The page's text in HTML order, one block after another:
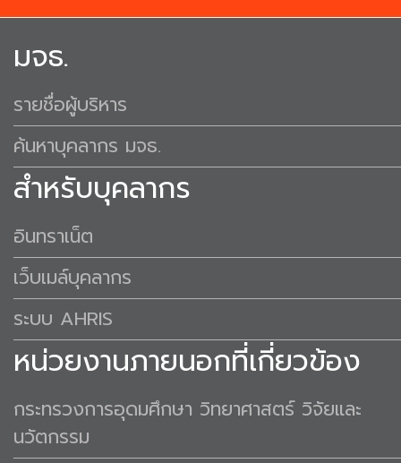
มจธ.
รายชื่อผู้บริหาร
ค้นหาบุคลากร มจธ.
สำหรับบุคลากร
อินทราเน็ต
เว็บเมล์บุคลากร
ระบบ AHRIS
หน่วยงานภายนอกที่เกี่ยวข้อง
กระทรวงการอุดมศึกษา วิทยาศาสตร์ วิจัยและ
นวัตกรรม